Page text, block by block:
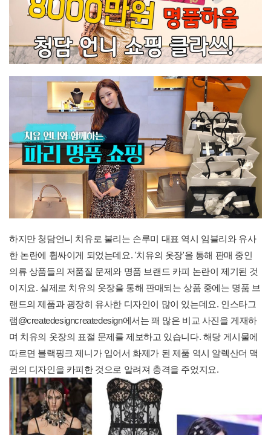
하지만 청담언니 치유로 불리는 손루미 대표 역시 임블리와 유사
한 논란에 휩싸이게 되었는데요. '치유의 옷장'을 통해 판매 중인
의류 상품들의 저품질 문제와 명품 브랜드 카피 논란이 제기된 것
이지요. 실제로 치유의 옷장을 통해 판매되는 상품 중에는 명품 브
랜드의 제품과 굉장히 유사한 디자인이 많이 있는데요. 인스타그
램@createdesigncreatedesign에서는 꽤 많은 비교 사진을 게재하
며 치유의 옷장의 표절 문제를 제보하고 있습니다. 해당 게시물에
따르면 블랙핑크 제니가 입어서 화제가 된 제품 역시 알렉산더 맥
퀸의 디자인을 카피한 것으로 알려져 충격을 주었지요.